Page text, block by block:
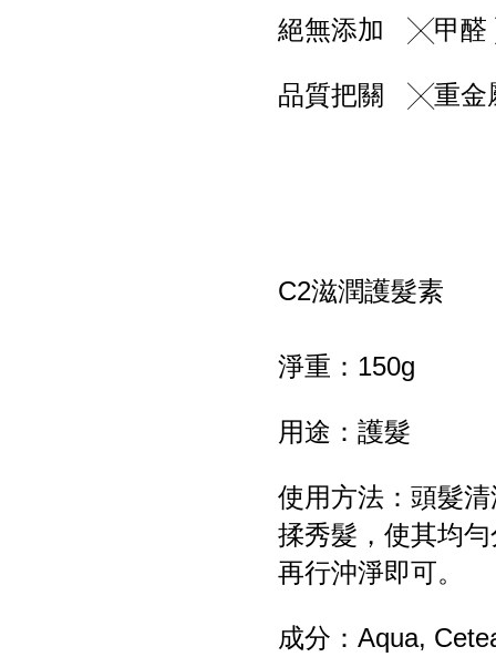
絕無添加 ╳甲醛
品質把關 ╳重金
C2滋潤護髮素
淨重：150g
用途：護髮
使用方法：頭髮
揉秀髮，使其均
再行沖淨即可。
成分：Aqua,